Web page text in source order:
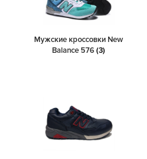
Мужские кроссовки New
Balance 576(3)